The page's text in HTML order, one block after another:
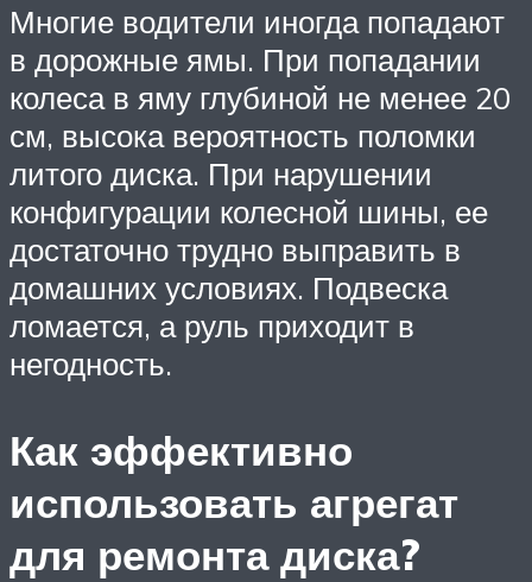
Многие водители иногда попадают
в дорожные ямы. При попадании
колеса в яму глубиной не менее 20
см, высока вероятность поломки
литого диска. При нарушении
конфигурации колесной шины, ее
достаточно трудно выправить в
домашних условиях. Подвеска
ломается, а руль приходит в
негодность.
Как эффективно
использовать агрегат
для ремонта диска?